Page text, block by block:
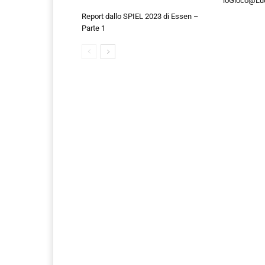
Report dallo SPIEL 2023 di Essen –
Parte 1